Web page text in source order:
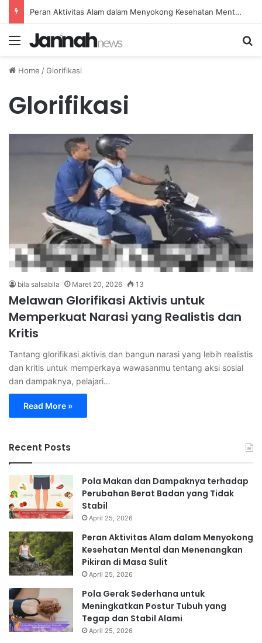
Peran Aktivitas Alam dalam Menyokong Kesehatan Mental dan Menenangkan Pikiran di Masa Sulit
Menu
Home /Glorifikasi
Glorifikasi
bila salsabila Maret 20, 2026 13
Melawan Glorifikasi Aktivis untuk
Memperkuat Narasi yang Realistis dan
Kritis
Tantang glorifikasi aktivis dan bangun narasi yang lebih realistis
dan kritis untuk memperkaya wawasanmu tentang aksi sosial
dan dampaknya, pelajari…
Read More »
Recent Posts
Pola Makan dan Dampaknya terhadap
Perubahan Berat Badan yang Tidak
Stabil
April 25, 2026
Peran Aktivitas Alam dalam Menyokong
Kesehatan Mental dan Menenangkan
Pikiran di Masa Sulit
April 25, 2026
Pola Gerak Sederhana untuk
Meningkatkan Postur Tubuh yang
Tegap dan Stabil Alami
April 25, 2026